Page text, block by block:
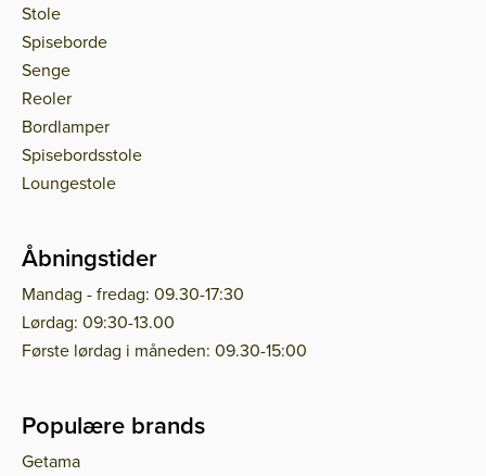
Stole
Spiseborde
Senge
Reoler
Bordlamper
Spisebordsstole
Loungestole
Åbningstider
Mandag - fredag: 09.30-17:30
Lørdag: 09:30-13.00
Første lørdag i måneden: 09.30-15:00
Populære brands
Getama